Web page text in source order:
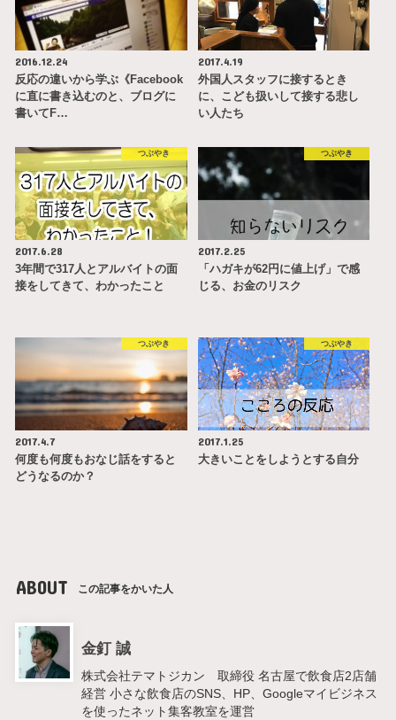
2016.12.24
反応の違いから学ぶ《Facebook
に直に書き込むのと、ブログに
書いてF…
2017.4.19
外国人スタッフに接するとき
に、こども扱いして接する悲し
い人たち
つぶやき
2017.6.28
3年間で317人とアルバイトの面
接をしてきて、わかったこと
つぶやき
2017.2.25
「ハガキが62円に値上げ」で感
じる、お金のリスク
つぶやき
2017.4.7
何度も何度もおなじ話をすると
どうなるのか？
つぶやき
2017.1.25
大きいことをしようとする自分
ABOUT この記事をかいた人
金釘 誠
株式会社テマトジカン 取締役 名古屋で飲食店2店舗
経営 小さな飲食店のSNS、HP、Googleマイビジネス
を使ったネット集客教室を運営